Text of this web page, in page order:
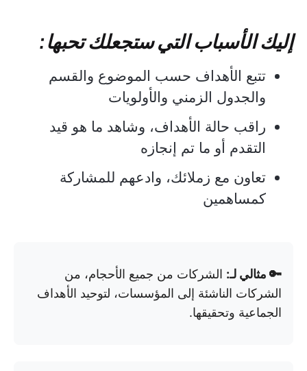
إليك الأسباب التي ستجعلك تحبها:
تتبع الأهداف حسب الموضوع والقسم
والجدول الزمني والأولويات
راقب حالة الأهداف، وشاهد ما هو قيد
التقدم أو ما تم إنجازه
تعاون مع زملائك، وادعهم للمشاركة
كمساهمين
🔑 مثالي لـ: الشركات من جميع الأحجام، من
الشركات الناشئة إلى المؤسسات، لتوحيد الأهداف
الجماعية وتحقيقها.